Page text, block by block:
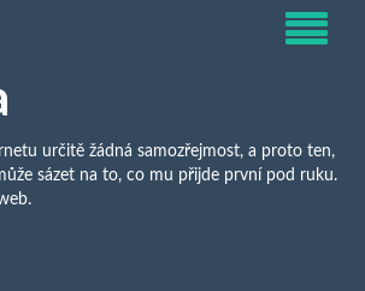
určitě žádná samozřejmost, a proto ten,
sázet na to, co mu přijde první pod ruku.